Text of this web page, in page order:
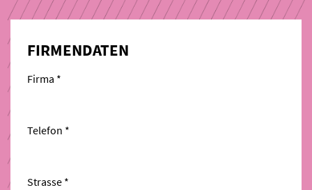
FIRMENDATEN
Firma *
Telefon *
Strasse *